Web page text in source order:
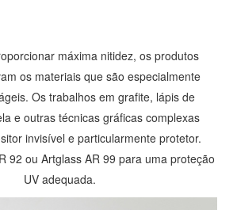
máxima nitidez, os produtos
os materiais que são especialmente
Os trabalhos em grafite, lápis de
e outras técnicas gráficas complexas
invisível e particularmente protetor.
92 ou Artglass AR 99 para uma proteção
UV adequada.